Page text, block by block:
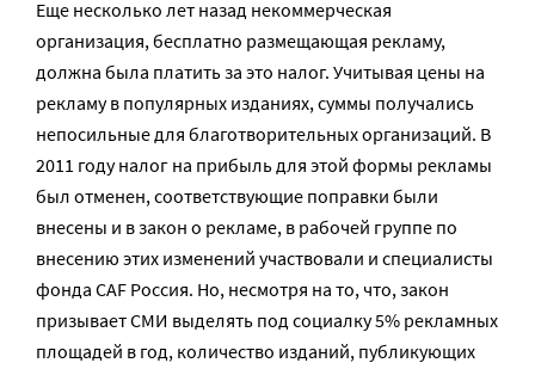
Еще несколько лет назад некоммерческая
организация, бесплатно размещающая рекламу,
должна была платить за это налог. Учитывая цены на
рекламу в популярных изданиях, суммы получались
непосильные для благотворительных организаций. В
2011 году налог на прибыль для этой формы рекламы
был отменен, соответствующие поправки были
внесены и в закон о рекламе, в рабочей группе по
внесению этих изменений участвовали и специалисты
фонда CAF Россия. Но, несмотря на то, что, закон
призывает СМИ выделять под социалку 5% рекламных
площадей в год, количество изданий, публикующих